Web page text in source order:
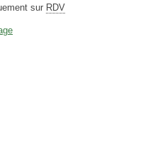
sur RDV